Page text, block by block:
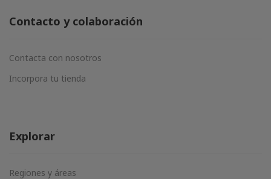
Contacto y colaboración
Contacta con nosotros
Incorpora tu tienda
Explorar
Regiones y áreas